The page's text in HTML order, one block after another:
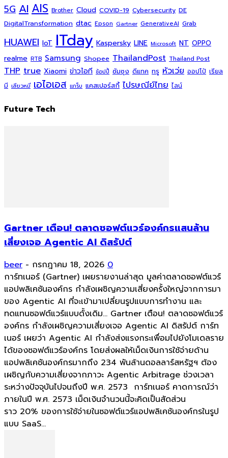
5G AI AIS Brother Cloud COVID-19 Cybersecurity DE
DigitalTransformation dtac Epson Gartner GenerativeAI Grab
HUAWEI IoT ITday Kaspersky LINE Microsoft NT OPPO
realme RTB Samsung Shopee ThailandPost Thailand Post
THP true Xiaomi ข่าวไอที ช้อปปี้ ซัมซุง ดีแทค ทรู หัวเว่ย ออปโป้ เรียล
มี เสียวหมี่ เอไอเอส แกร็บ แคสเปอร์สกี้ ไปรษณีย์ไทย ไลน์
Future Tech
Gartner เตือน! ตลาดซอฟต์แวร์องค์กรแสนล้าน
เสี่ยงเจอ Agentic AI ดิสรัปต์
beer - กรกฎาคม 18, 2026 0
การ์ทเนอร์ (Gartner) เผยรายงานล่าสุด มูลค่าตลาดซอฟต์แวร์
แอปพลิเคชันองค์กร กำลังเผชิญความเสี่ยงครั้งใหญ่จากการมา
ของ Agentic AI ที่จะเข้ามาเปลี่ยนรูปแบบการทำงาน และ
ทดแทนซอฟต์แวร์แบบดั้งเดิม... Gartner เตือน! ตลาดซอฟต์แวร์
องค์กร กำลังเผชิญความเสี่ยงเจอ Agentic AI ดิสรัปต์ การ์ท
เนอร์ เผยว่า Agentic AI กำลังส่งแรงกระเพื่อมไปยังโมเดลราย
ได้ของซอฟต์แวร์องค์กร โดยส่งผลให้เม็ดเงินการใช้จ่ายด้าน
แอปพลิเคชันองค์กรมากถึง 234 พันล้านดอลลาร์สหรัฐฯ ต้อง
เผชิญกับความเสี่ยงจากภาวะ Agentic Arbitrage ช่วงเวลา
ระหว่างปัจจุบันไปจนถึงปี พ.ศ. 2573 การ์ทเนอร์ คาดการณ์ว่า
ภายในปี พ.ศ. 2573 เม็ดเงินจำนวนนี้จะคิดเป็นสัดส่วน
ราว 20% ของการใช้จ่ายในซอฟต์แวร์แอปพลิเคชันองค์กรในรูป
แบบ SaaS...